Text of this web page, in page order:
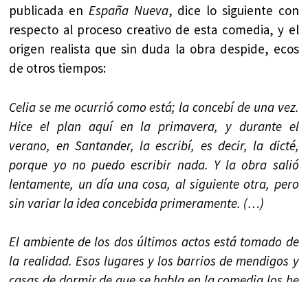
publicada en España Nueva, dice lo siguiente con
respecto al proceso creativo de esta comedia, y el
origen realista que sin duda la obra despide, ecos
de otros tiempos:
Celia se me ocurrió como está; la concebí de una vez.
Hice el plan aquí en la primavera, y durante el
verano, en Santander, la escribí, es decir, la dicté,
porque yo no puedo escribir nada. Y la obra salió
lentamente, un día una cosa, al siguiente otra, pero
sin variar la idea concebida primeramente. (…)
El ambiente de los dos últimos actos está tomado de
la realidad. Esos lugares y los barrios de mendigos y